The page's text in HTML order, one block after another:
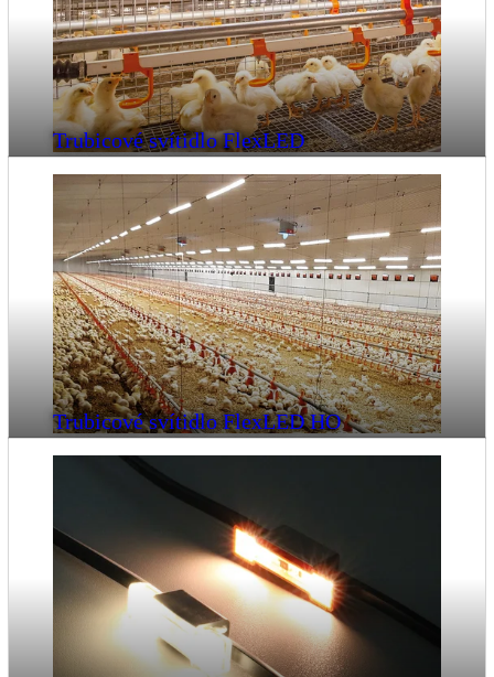
Trubicové svítidlo FlexLED
Trubicové svítidlo FlexLED HO